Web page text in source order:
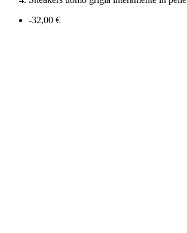
-32,00 €